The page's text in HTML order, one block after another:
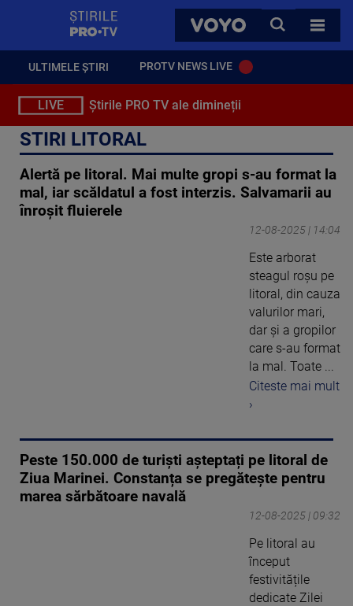
VOYO
CAUTA
TOATE
ULTIMELE ȘTIRI PROTV NEWS LIVE
LIVE Știrile PRO TV ale dimineții
STIRI LITORAL
Alertă pe litoral. Mai multe gropi s-au format la
mal, iar scăldatul a fost interzis. Salvamarii au
înroșit fluierele
12-08-2025 | 14:04
Este arborat
steagul roșu pe
litoral, din cauza
valurilor mari,
dar și a gropilor
care s-au format
la mal. Toate ...
Citeste mai mult
›
Peste 150.000 de turiști așteptați pe litoral de
Ziua Marinei. Constanța se pregătește pentru
marea sărbătoare navală
12-08-2025 | 09:32
Pe litoral au
început
festivitățile
dedicate Zilei